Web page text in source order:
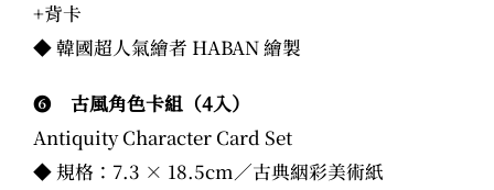
+背卡
◆ 韓國超人氣繪者 HABAN 繪製
❻
古風角色卡組（4入）
Antiquity Character Card Set
◆ 規格：7.3 × 18.5cm／古典絪彩美術紙